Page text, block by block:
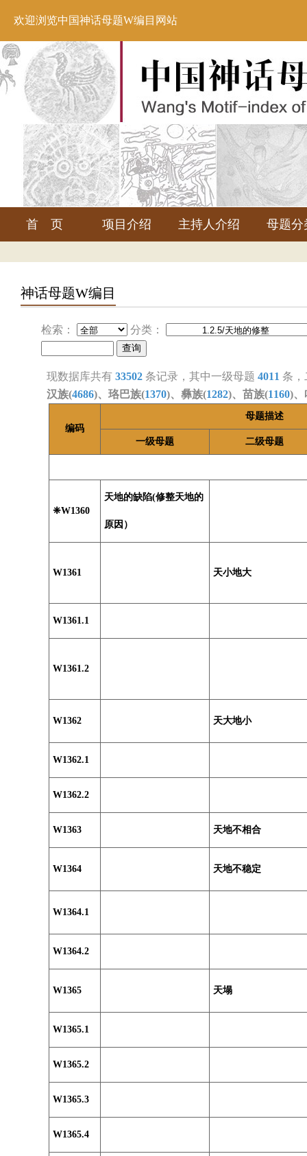
欢迎浏览中国神话母题W编目网站
首 页 项目介绍 主持人介绍 母题分
神话母题W编目
检索： 分类：
现数据库共有 33502 条记录，其中一级母题 4011 条
汉族(4686)、珞巴族(1370)、彝族(1282)、苗族(1160)、
编码
母题描述
一级母题 二级母题
❈W1360
天地的缺陷(修整天地的
原因）
W1361 天小地大
W1361.1
W1361.2
W1362 天大地小
W1362.1
W1362.2
W1363 天地不相合
W1364 天地不稳定
W1364.1
W1364.2
W1365 天塌
W1365.1
W1365.2
W1365.3
W1365.4